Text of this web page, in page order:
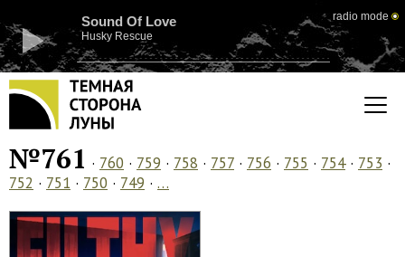
Sound Of Love
Husky Rescue
radio mode
№761 · 760 · 759 · 758 · 757 · 756 · 755 · 754· 753 ·
752 · 751 · 750 · 749 · …